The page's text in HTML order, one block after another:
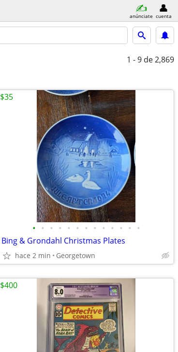
anúnciate cuenta
1 - 9 de 2,869
• • • • • • • • • • • • •
Bing & Grondahl Christmas Plates
hace 2 min Georgetown
$35
$400